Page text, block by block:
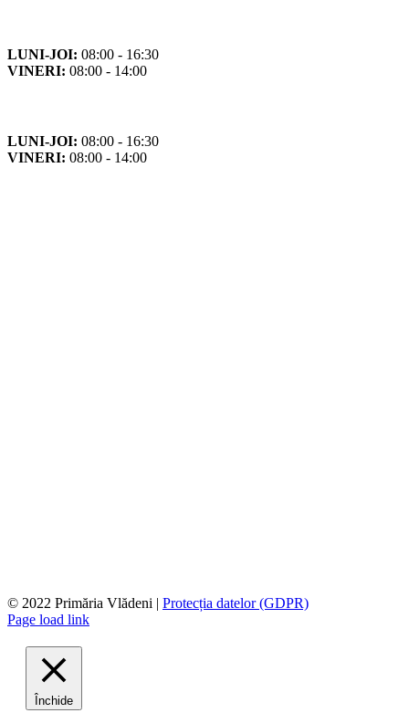
LUNI-JOI: 08:00 - 16:30
VINERI: 08:00 - 14:00
LUNI-JOI: 08:00 - 16:30
VINERI: 08:00 - 14:00
© 2022 Primăria Vlădeni | Protecția datelor (GDPR)
Page load link
Închide